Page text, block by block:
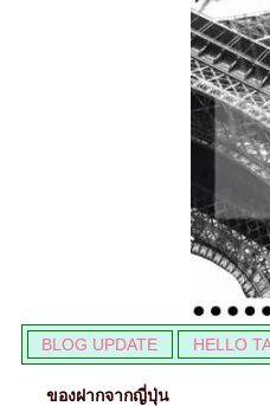
BLOG UPDATE HELLO
ของฝากจากญี่ปุ่น